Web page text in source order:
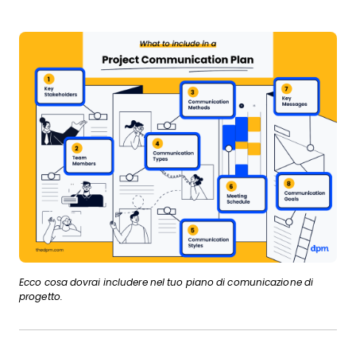
Ecco cosa dovrai includere nel tuo piano di comunicazione di
progetto.